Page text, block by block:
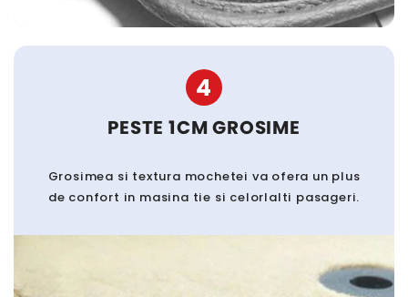
4
PESTE 1CM GROSIME
Grosimea si textura mochetei va ofera un plus
de confort in masina tie si celorlalti pasageri.